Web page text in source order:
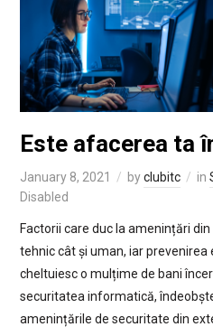
Este afacerea ta
January 8, 2021 byclubitc in
Disabled
Factorii care duc la amenințări
tehnic cât și uman, iar prevenirea
cheltuiesc o mulțime de bani
securitatea informatică,
amenințările de securitate din